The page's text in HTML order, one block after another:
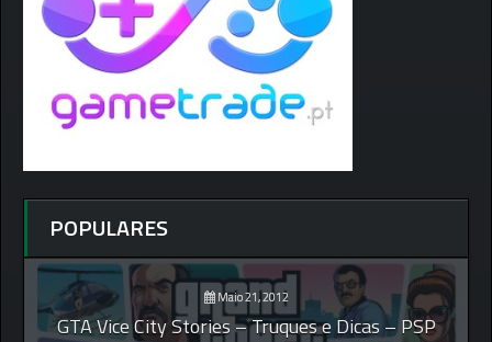
POPULARES
Maio 21, 2012
GTA Vice City Stories – Truques e Dicas – PSP